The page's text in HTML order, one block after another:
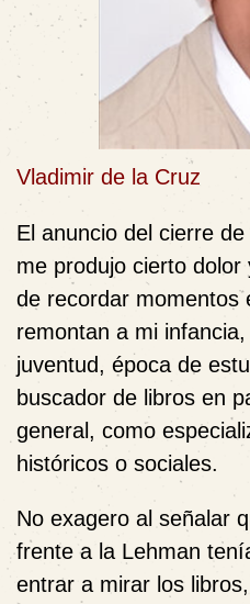
Vladimir de la Cruz
El anuncio del cierre
me produjo cierto
de recordar momentos
remontan a mi
juventud, época de
buscador de libros en
general, como
históricos o sociales.
No exagero al señalar
frente a la Lehman
entrar a mirar los